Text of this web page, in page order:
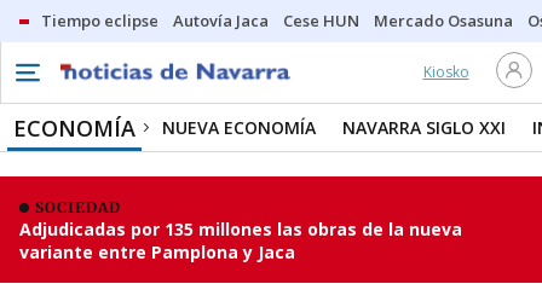
Tiempo eclipse Autovía Jaca Cese HUN Mercado Osasuna
Kiosko
ECONOMÍA NUEVA ECONOMÍA NAVARRA SIGLO XXI
SOCIEDAD
Adjudicadas por 135 millones las obras de la nueva
variante entre Pamplona y Jaca